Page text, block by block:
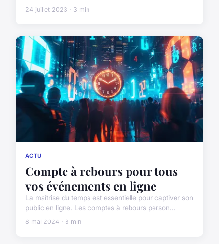
24 juillet 2023 · 3 min
ACTU
Compte à rebours pour tous
vos événements en ligne
La maîtrise du temps est essentielle pour captiver son
public en ligne. Les comptes à rebours person...
8 mai 2024 · 3 min